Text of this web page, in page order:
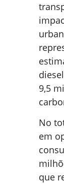
9,5
No
em
que